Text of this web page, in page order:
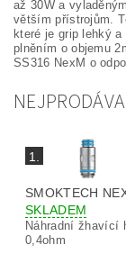
až 30W a
větším přístrojům.
které je grip lehký
plněním o objemu
SS316 NexM o
1.
SMOKTECH
SKLADEM
Náhradní žhavící
0,4ohm